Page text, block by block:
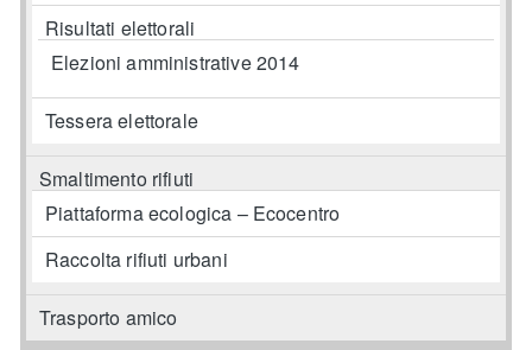
Risultati elettorali
Elezioni amministrative 2014
Tessera elettorale
Smaltimento rifiuti
Piattaforma ecologica – Ecocentro
Raccolta rifiuti urbani
Trasporto amico